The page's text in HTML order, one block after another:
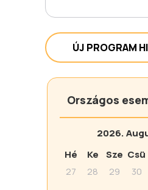
ÚJ PROGRAM
Országos
2026.
Hé
Ke Sze Csü
27
28 29 30